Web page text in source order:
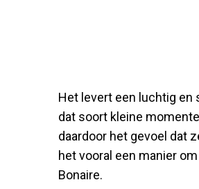
Het levert een luchtig en
dat soort kleine
daardoor het gevoel dat
het vooral een manier
Bonaire.